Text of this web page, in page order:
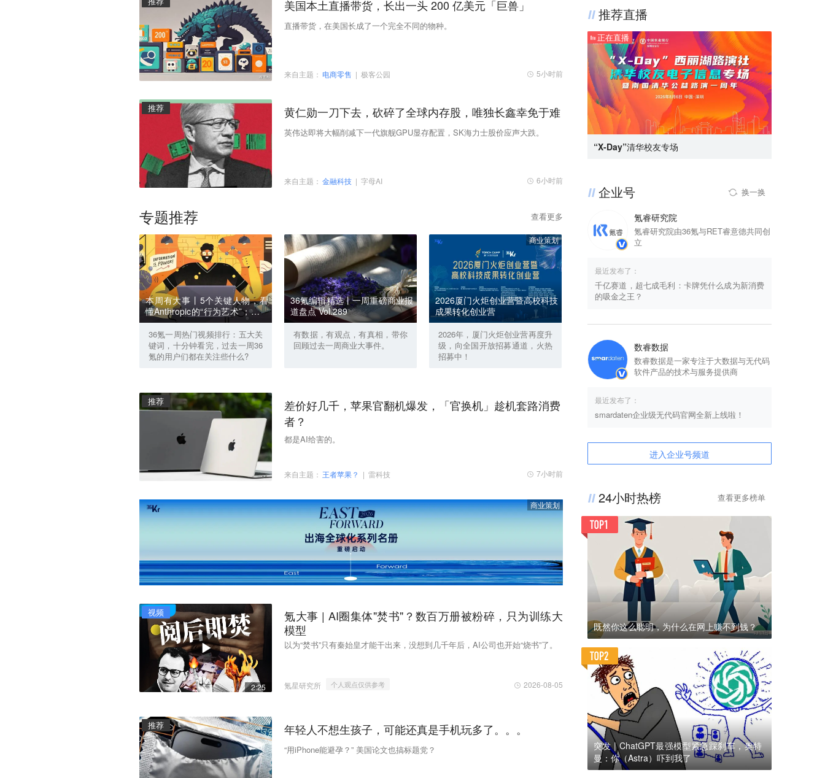
美国本土直播带货，长出一头 200 亿美元「巨兽」
直播带货，在美国长成了一个完全不同的物种。
来自主题： 电商零售 | 极客公园 5小时前
推荐 黄仁勋一刀下去，砍碎了全球内存股，唯独长鑫幸免于难
英伟达即将大幅削减下一代旗舰GPU显存配置，SK海力士股价应声大跌。
来自主题： 金融科技 | 字母AI 6小时前
专题推荐 查看更多
本周有大事丨5个关键人物，看
懂Anthropic的“行为艺术”；英伟
达选中宇树，却换掉了宇树的
手；豆包开始学智谱了？
36氪一周热门视频排行：五大关
键词，十分钟看完，过去一周36
氪的用户们都在关注些什么?
36氪编辑精选丨一周重磅商业报
道盘点 Vol.289
有数据，有观点，有真相，带你
回顾过去一周商业大事件。
商业策划
2026厦门火炬创业营暨高校科技
成果转化创业营
2026年，厦门火炬创业营再度升
级，向全国开放招募通道，火热
招募中！
推荐
差价好几千，苹果官翻机爆发，「官换机」趁机套路消费
者？
都是AI给害的。
来自主题： 王者苹果？ | 雷科技 7小时前
商业策划
视频
2:25
氪大事 | AI圈集体"焚书"？数百万册被粉碎，只为训练大
模型
以为“焚书”只有秦始皇才能干出来，没想到几千年后，AI公司也开始“烧书”了。
氪星研究所 个人观点仅供参考 2026-08-05
推荐 年轻人不想生孩子，可能还真是手机玩多了。。。
“用iPhone能避孕？” 美国论文也搞标题党？
设过渡期。
推荐直播
正在直播
“X-Day”清华校友专场
企业号 换一换
氪睿研究院
氪睿研究院由36氪与RET睿意德共同创
立
最近发布了：
千亿赛道，超七成毛利：卡牌凭什么成为新消费
的吸金之王？
数睿数据
数睿数据是一家专注于大数据与无代码
软件产品的技术与服务提供商
最近发布了：
smardaten企业级无代码官网全新上线啦！
进入企业号频道
24小时热榜 查看更多榜单
既然你这么聪明，为什么在网上赚不到钱？
突发 | ChatGPT最强模型紧急踩刹车，奥特
曼：你（Astra）吓到我了